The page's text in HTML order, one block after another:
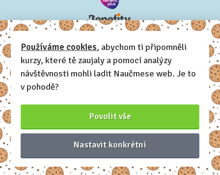
Naučmese, 2012-2026.
Sdílíme dovednosti, offline i online.
Používáme cookies, abychom ti připomněli
kurzy, které tě zaujaly a pomocí analýzy
návštěvnosti mohli ladit Naučmese web. Je to
v pohodě?
Povolit vše
Nastavit konkrétní